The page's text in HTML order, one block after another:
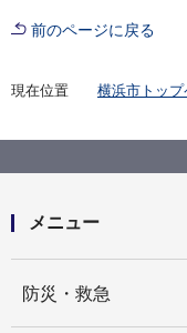
前のページに戻る
現在位置
横浜市トップ
新しく開所
みたい
メニュー
防災・救急